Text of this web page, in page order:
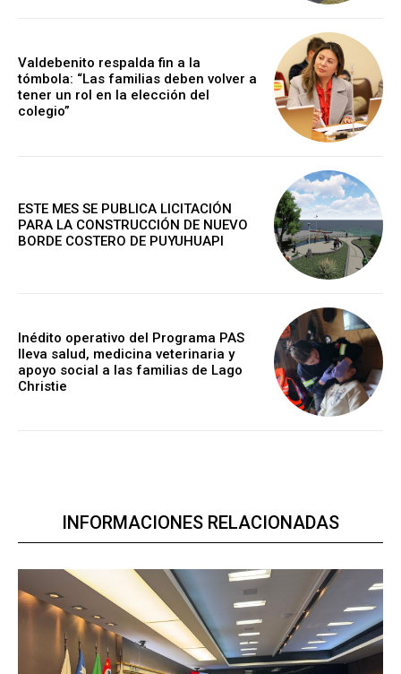
Valdebenito respalda fin a la
tómbola: “Las familias deben volver a
tener un rol en la elección del
colegio”
ESTE MES SE PUBLICA LICITACIÓN
PARA LA CONSTRUCCIÓN DE NUEVO
BORDE COSTERO DE PUYUHUAPI
Inédito operativo del Programa PAS
lleva salud, medicina veterinaria y
apoyo social a las familias de Lago
Christie
INFORMACIONES RELACIONADAS